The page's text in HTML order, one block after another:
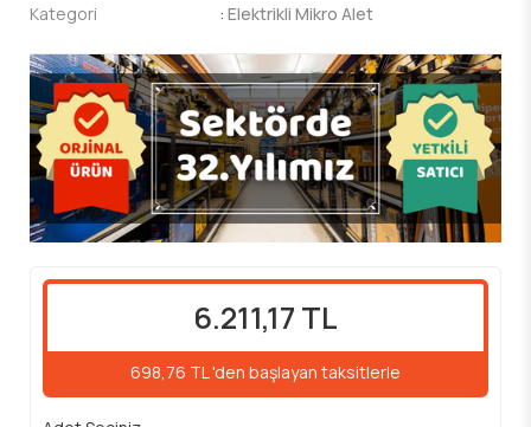
Kategori
: Elektrikli Mikro Alet
6.211,17 TL
698,76 TL 'den başlayan taksitlerle